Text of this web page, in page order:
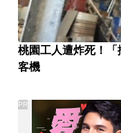
桃園工人遭炸死！
客機
PR